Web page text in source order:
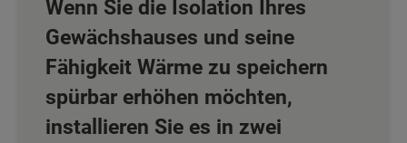
Wenn Sie die Isolation Ihres
Gewächshauses und seine
Fähigkeit Wärme zu speichern
spürbar erhöhen möchten,
installieren Sie es in zwei